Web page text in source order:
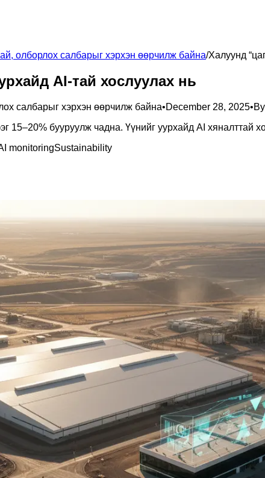
олборлох салбарыг хэрхэн өөрчилж байна/Халуунд
AI-тай хослуулах нь
салбарыг хэрхэн өөрчилж байна•December 28, 2025•By
15–20% бууруулж чадна. Үүнийг уурхайд AI хяналттай
monitoringSustainability